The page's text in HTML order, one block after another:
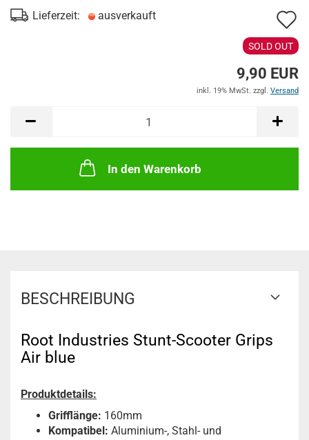
Lieferzeit: ausverkauft
SOLD OUT
9,90 EUR
inkl. 19% MwSt. zzgl. Versand
In den Warenkorb
BESCHREIBUNG
Root Industries Stunt-Scooter Grips
Air blue
Produktdetails:
Grifflänge: 160mm
Kompatibel: Aluminium-, Stahl- und